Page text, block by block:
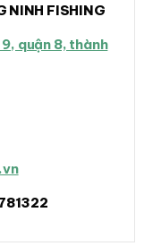
NINH FISHING
quận 8, thành